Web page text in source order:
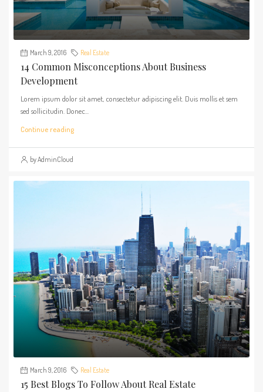
March 9, 2016 Real Estate
14 Common Misconceptions About Business
Development
Lorem ipsum dolor sit amet, consectetur adipiscing elit. Duis mollis et sem
sed sollicitudin. Donec...
Continue reading
by AdminCloud
March 9, 2016 Real Estate
15 Best Blogs To Follow About Real Estate